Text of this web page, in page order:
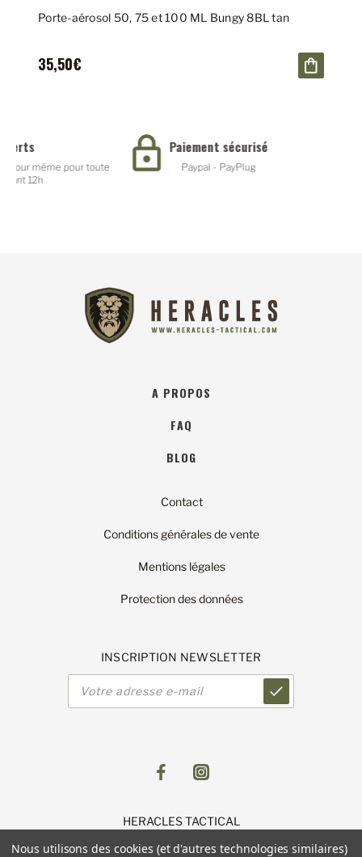
Porte-aérosol 50, 75 et 100 ML Bungy 8BL tan
35,50€
Paiement sécurisé
Paypal - PayPlug
A PROPOS
FAQ
BLOG
Contact
Conditions générales de vente
Mentions légales
Protection des données
INSCRIPTION NEWSLETTER
HERACLES TACTICAL
11 Parc du Luetzelfeld
Nous utilisons des cookies (et d'autres technologies similaires)